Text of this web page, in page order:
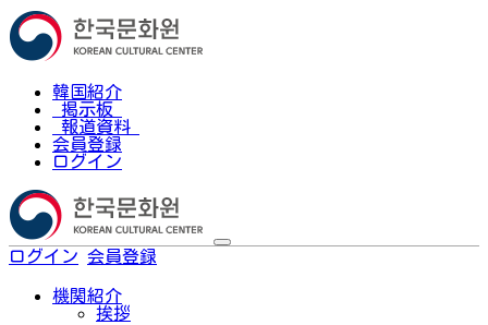
韓国紹介
掲示板
報道資料
会員登録
ログイン
ログイン 会員登録
機関紹介
挨拶